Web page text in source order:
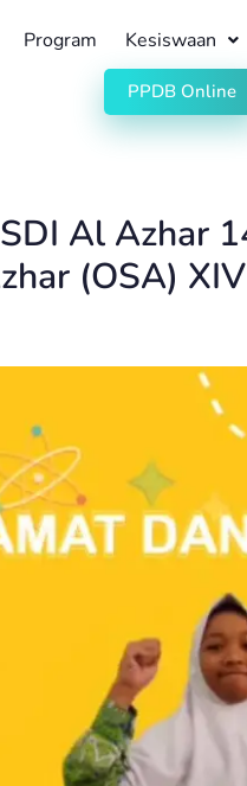
Program Kesiswaan
PPDB Online
Al Azhar
(OSA) XIV